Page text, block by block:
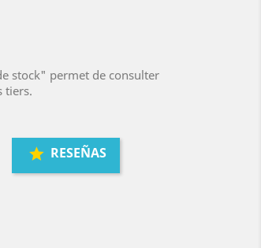
stock" permet de consulter
tiers.
RESEÑAS